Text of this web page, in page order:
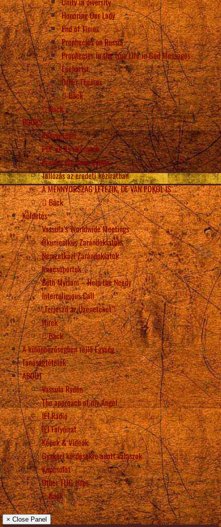
Honoring Our Lady
End of Times
Prophecies on Russia
Prophecies in the True Life in God Messages
Eucharist
Other Themes
Back
Back
BOOKS
Könyvesbolt
PDF-ek és eKönyvek
Browse the book online
Tallózás az eredeti kéziratban
A MENNYORSZÁG LÉTEZIK, DE VAN POKOL IS
Back
Küldetés
Vassula’s Worldwide Meetings
Ökumenikus Zarándoklatok
Nemzetközi Zarándoklatok
Imacsoportok
Beth Myriam – Help the Needy
Interreligious Call
„Terjeszd az Üzeneteket”!
Hírek
Back
A különbözőségben rejlő Egység
Tanúságtételek
ABOUT
Vassula Rydén
The approach of my Angel
IÉI Rádió
IÉI Folyóirat
Képek & Videók
Gyakori kérdésekre adott válaszok
Kapcsolat
Other TLIG sites
Back
× Close Panel